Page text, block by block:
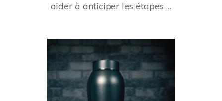
aider à anticiper les étapes …